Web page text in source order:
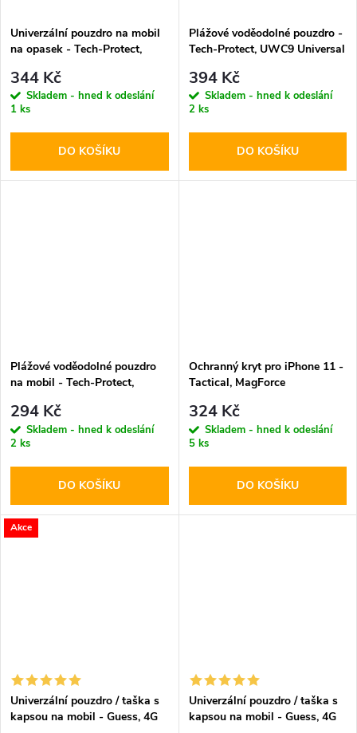
Univerzální pouzdro na mobil
na opasek - Tech-Protect,
344 Kč
Skladem - hned k odeslání
1 ks
DO KOŠÍKU
Plážové voděodolné pouzdro -
Tech-Protect, UWC9 Universal
394 Kč
Skladem - hned k odeslání
2 ks
DO KOŠÍKU
Plážové voděodolné pouzdro
na mobil - Tech-Protect,
294 Kč
Skladem - hned k odeslání
2 ks
DO KOŠÍKU
Ochranný kryt pro iPhone 11 -
Tactical, MagForce
324 Kč
Skladem - hned k odeslání
5 ks
DO KOŠÍKU
Akce
Univerzální pouzdro / taška s
kapsou na mobil - Guess, 4G
Univerzální pouzdro / taška s
kapsou na mobil - Guess, 4G